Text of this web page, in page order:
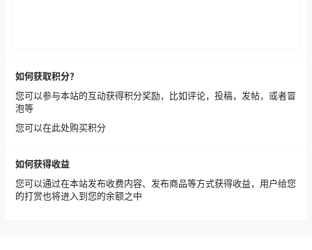
如何获取积分？
您可以参与本站的互动获得积分奖励，比如评论，投稿，发帖，或者冒
泡等
您可以在此处购买积分
如何获得收益
您可以通过在本站发布收费内容、发布商品等方式获得收益，用户给您
的打赏也将进入到您的余额之中